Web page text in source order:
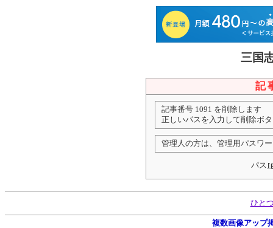
三国
記
記事番号 1091 を削除します
正しいパスを入力して削除ボ
管理人の方は、管理用パスワ
パス
ひと
複数画像アップ